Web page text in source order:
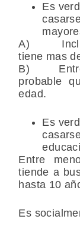
Es
A)
tiene mas
B) Entre
probable
edad.
Es
Entre
tiende a
hasta 10
Es